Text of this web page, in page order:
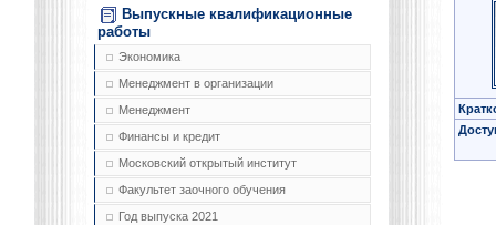
Выпускные квалификационные
работы
Экономика
Менеджмент в организации
Менеджмент
Финансы и кредит
Московский открытый институт
Факультет заочного обучения
Год выпуска 2021